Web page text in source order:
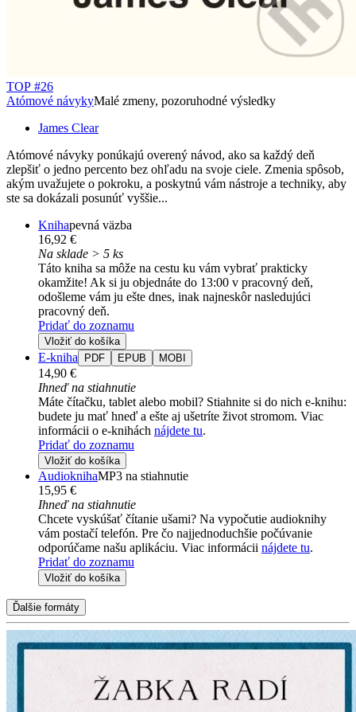
TOP #26
Atómové návykyMalé zmeny, pozoruhodné výsledky
James Clear
Atómové návyky ponúkajú overený návod, ako sa každý deň
zlepšiť o jedno percento bez ohľadu na svoje ciele. Zmenia spôsob,
akým uvažujete o pokroku, a poskytnú vám nástroje a techniky, aby
ste sa dokázali posunúť vyššie...
Knihapevná väzba
16,92 €
Na sklade > 5 ks
Táto kniha sa môže na cestu ku vám vybrať prakticky
okamžite! Ak si ju objednáte do 13:00 v pracovný deň,
odošleme vám ju ešte dnes, inak najneskôr nasledujúci
pracovný deň.
Pridať do zoznamu
Vložiť do košíka
E-kniha PDF EPUB MOBI
14,90 €
Ihneď na stiahnutie
Máte čítačku, tablet alebo mobil? Stiahnite si do nich e-knihu:
budete ju mať hneď a ešte aj ušetríte život stromom. Viac
informácii o e-knihách nájdete tu.
Pridať do zoznamu
Vložiť do košíka
AudioknihaMP3 na stiahnutie
15,95 €
Ihneď na stiahnutie
Chcete vyskúšať čítanie ušami? Na vypočutie audioknihy
vám postačí telefón. Pre čo najjednoduchšie počúvanie
odporúčame našu aplikáciu. Viac informácii nájdete tu.
Pridať do zoznamu
Vložiť do košíka
Ďalšie formáty